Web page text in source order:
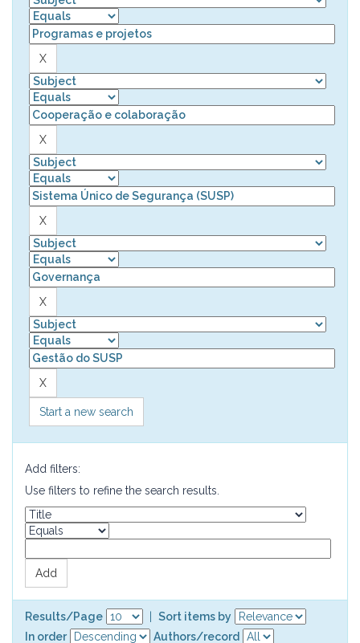
Start a new search
Add filters:
Use filters to refine the search results.
Results/Page
Sort items by
In order
Authors/record